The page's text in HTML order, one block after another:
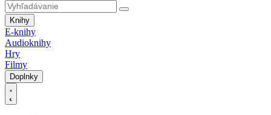
Knihy
E-knihy
Audioknihy
Hry
Filmy
Doplnky